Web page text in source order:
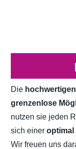
Die
grenzenlose
nutzen sie jeden
sich eineroptimal
Wir freuen uns